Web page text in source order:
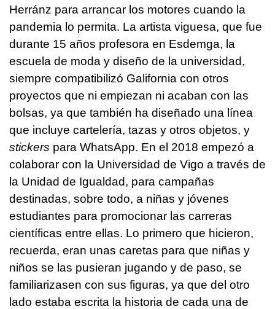
Herránz para arrancar los motores cuando la
pandemia lo permita. La artista viguesa, que fue
durante 15 años profesora en Esdemga, la
escuela de moda y diseño de la universidad,
siempre compatibilizó Galifornia con otros
proyectos que ni empiezan ni acaban con las
bolsas, ya que también ha diseñado una línea
que incluye cartelería, tazas y otros objetos, y
stickers para WhatsApp. En el 2018 empezó a
colaborar con la Universidad de Vigo a través de
la Unidad de Igualdad, para campañas
destinadas, sobre todo, a niñas y jóvenes
estudiantes para promocionar las carreras
científicas entre ellas. Lo primero que hicieron,
recuerda, eran unas caretas para que niñas y
niños se las pusieran jugando y de paso, se
familiarizasen con sus figuras, ya que del otro
lado estaba escrita la historia de cada una de